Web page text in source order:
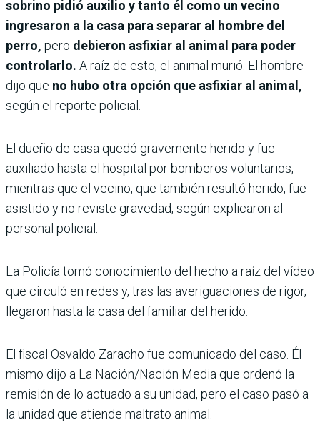
sobrino pidió auxilio y tanto él como un vecino
ingresaron a la casa para separar al hombre del
perro, pero debieron asfixiar al animal para poder
controlarlo. A raíz de esto, el animal murió. El hombre
dijo que no hubo otra opción que asfixiar al animal,
según el reporte policial.
El dueño de casa quedó gravemente herido y fue
auxiliado hasta el hospital por bomberos voluntarios,
mientras que el vecino, que también resultó herido, fue
asistido y no reviste gravedad, según explicaron al
personal policial.
La Policía tomó conocimiento del hecho a raíz del vídeo
que circuló en redes y, tras las averiguaciones de rigor,
llegaron hasta la casa del familiar del herido.
El fiscal Osvaldo Zaracho fue comunicado del caso. Él
mismo dijo a La Nación/Nación Media que ordenó la
remisión de lo actuado a su unidad, pero el caso pasó a
la unidad que atiende maltrato animal.